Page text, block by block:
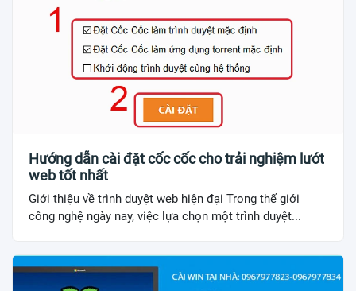
Hướng dẫn cài đặt cốc cốc cho trải nghiệm lướt
web tốt nhất
Giới thiệu về trình duyệt web hiện đại Trong thế giới
công nghệ ngày nay, việc lựa chọn một trình duyệt...